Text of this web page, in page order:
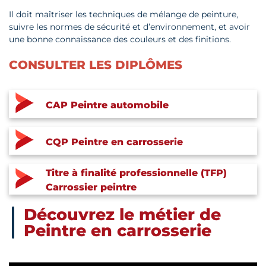
Il doit maîtriser les techniques de mélange de peinture,
suivre les normes de sécurité et d’environnement, et avoir
une bonne connaissance des couleurs et des finitions.
CONSULTER LES DIPLÔMES
CAP Peintre automobile
CQP Peintre en carrosserie
Titre à finalité professionnelle (TFP)
Carrossier peintre
Découvrez le métier de
Peintre en carrosserie